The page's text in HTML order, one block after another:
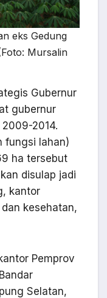
eks Gedung
Mursalin
Gubernur
gubernur
2014.
fungsi lahan)
ha tersebut
disulap jadi
kantor
kesehatan,
Pemprov
Selatan,